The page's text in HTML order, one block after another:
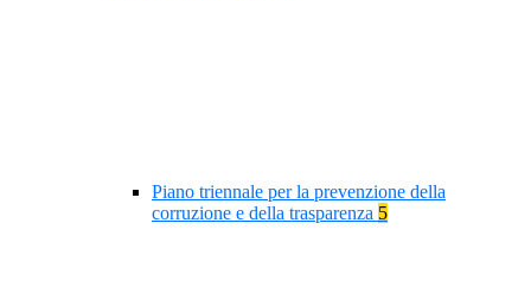
Piano triennale per la prevenzione della
corruzione e della trasparenza 5